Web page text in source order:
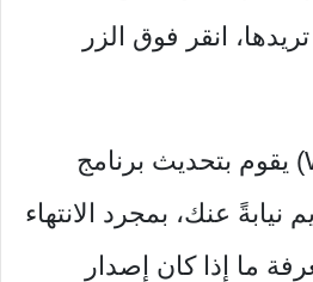
انقر فوق الزر
الآن، دع (Windows) يقوم بتحديث برنامج
نيابةً عنك، بمجرد الانتهاء
ما إذا كان إصدار